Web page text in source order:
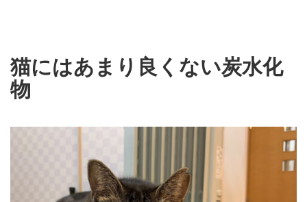
猫にはあまり良くない炭水化
物